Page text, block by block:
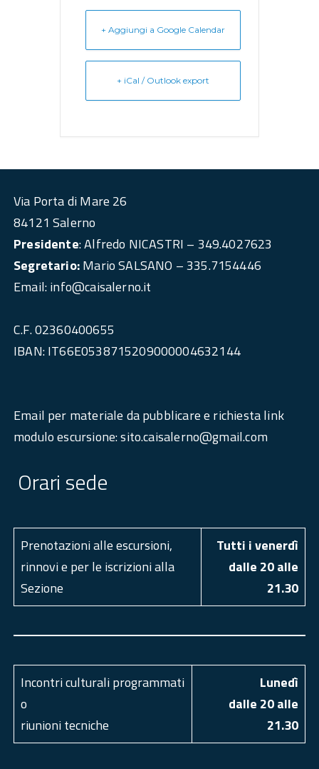
+ Aggiungi a Google Calendar
+ iCal / Outlook export
Via Porta di Mare 26
84121 Salerno
Presidente: Alfredo NICASTRI – 349.4027623
Segretario:Mario SALSANO – 335.7154446
Email: info@caisalerno.it
C.F. 02360400655
IBAN: IT66E0538715209000004632144
Email per materiale da pubblicare e richiesta link
modulo escursione: sito.caisalerno@gmail.com
Orari sede
Prenotazioni alle escursioni,
rinnovi e per le iscrizioni alla
Sezione
Tutti i venerdì
dalle 20 alle
21.30
Incontri culturali programmati
o
riunioni tecniche
Lunedì
dalle 20 alle
21.30